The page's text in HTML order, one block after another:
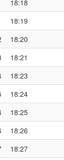
18:18
18:19
18:20
18:21
18:23
18:24
18:25
18:26
18:27